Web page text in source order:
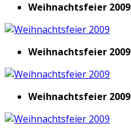
Weihnachtsfeier 2009
Weihnachtsfeier 2009
Weihnachtsfeier 2009